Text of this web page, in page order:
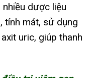
dược liệu
tính mát, sử dụng
uric, giúp thanh